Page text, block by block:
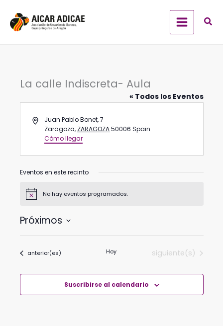
contenido
La calle Indiscreta- Aula
« Todos los Eventos
Dirección
Juan Pablo Bonet, 7
Zaragoza, ZARAGOZA50006 Spain
Cómo llegar
Eventos en este recinto
Aviso No hay eventos programados.
Próximos
fecha.
Eventos
anterior(es) Hoy Eventos
siguiente(s)
Suscribirse al calendario